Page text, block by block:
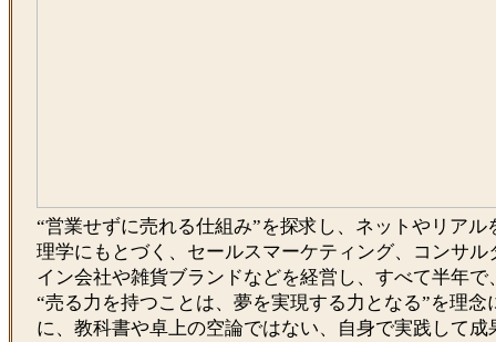
“営業せずに売れる仕組み”を探求し、ネットやリア
理学にもとづく、セールスマーケティング、コンサ
イン会社や雑貨ブランドなどを経営し、すべて半年
“売る力を持つことは、夢を実現する力となる”を理
に、教科書や卓上の空論ではない、自身で実践して